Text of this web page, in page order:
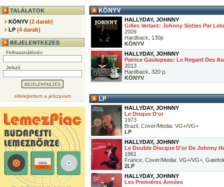
KÖNYV(2 darab)
LP(4 darab)
Felhasználónév
Jelszó
elfelejtettem a jelszavam
HALLYDAY, JOHNNY
Gilles Verlant: Johnny Sixties Par
2009
Hardback, 130p
KÖNYV
HALLYDAY, JOHNNY
Patrice Gaulupeau: Le Regard Des
2013
Hardback, 320 p.
KÖNYV
HALLYDAY, JOHNNY
Le Disque D'or
1973
Brazil, Cover/Media: VG+/VG+
LP
HALLYDAY, JOHNNY
Le Double Discque D'or De Johnny
1961
France, Cover/Media: VG+/VG+,
2LP
HALLYDAY, JOHNNY
Les Premiéres Années